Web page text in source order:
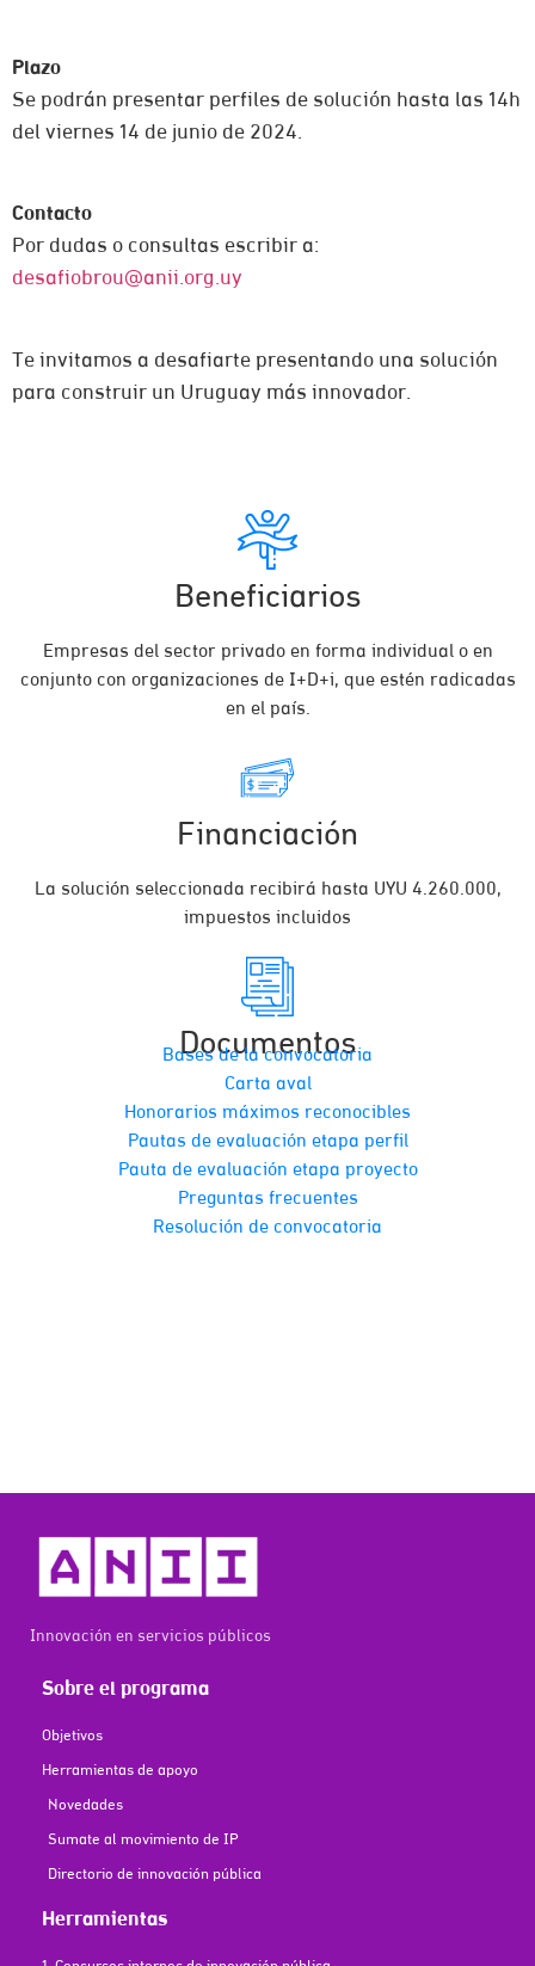
Plazo
Se podrán presentar perfiles de solución hasta las 14h
del viernes 14 de junio de 2024.
Contacto
Por dudas o consultas escribir a:
desafiobrou@anii.org.uy
Te invitamos a desafiarte presentando una solución
para construir un Uruguay más innovador.
Beneficiarios
Empresas del sector privado en forma individual o en
conjunto con organizaciones de I+D+i, que estén radicadas
en el país.
Financiación
La solución seleccionada recibirá hasta UYU 4.260.000,
impuestos incluidos
Documentos
Bases de la convocatoria
Carta aval
Honorarios máximos reconocibles
Pautas de evaluación etapa perfil
Pauta de evaluación etapa proyecto
Preguntas frecuentes
Resolución de convocatoria
Innovación en servicios públicos
Sobre el programa
Objetivos
Herramientas de apoyo
Novedades
Sumate al movimiento de IP
Directorio de innovación pública
Herramientas